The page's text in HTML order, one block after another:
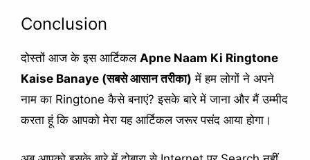
Conclusion
दोस्तों आज के इस आर्टिकल Apne Naam Ki Ringtone
Kaise Banaye (सबसे आसान तरीका) में हम लोगों ने अपने
नाम का Ringtone कैसे बनाएं? इसके बारे में जाना और मैं उम्मीद
करता हूं कि आपको मेरा यह आर्टिकल जरूर पसंद आया होगा।